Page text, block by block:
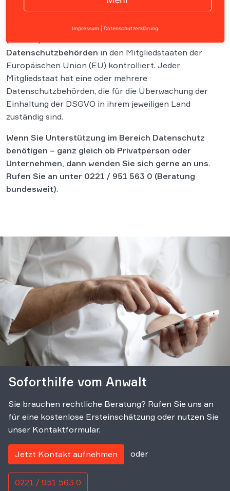
Die Einhaltung der Datenschutz-Grundverordnung
(DSGVO) wird von den
Datenschutzbehörden in den Mitgliedstaaten der
Europäischen Union (EU) kontrolliert. Jeder
Mitgliedstaat hat eine oder mehrere
Datenschutzbehörden, die für die Überwachung der
Einhaltung der DSGVO in ihrem jeweiligen Land
zuständig sind.
Wenn Sie Unterstützung im Bereich Datenschutz
benötigen – ganz gleich ob Privatperson oder
Unternehmen, dann wenden Sie sich gerne an uns.
Rufen Sie an unter 0221 / 951 563 0 (Beratung
bundesweit).
Soforthilfe vom Anwalt
Sie brauchen rechtliche Beratung? Rufen Sie uns an
für eine kostenlose Ersteinschätzung oder nutzen Sie
unser Kontaktformular.
Jetzt Kontakt aufnehmen oder
0221 / 951 563 0
Impressum Datenschutzerklärung